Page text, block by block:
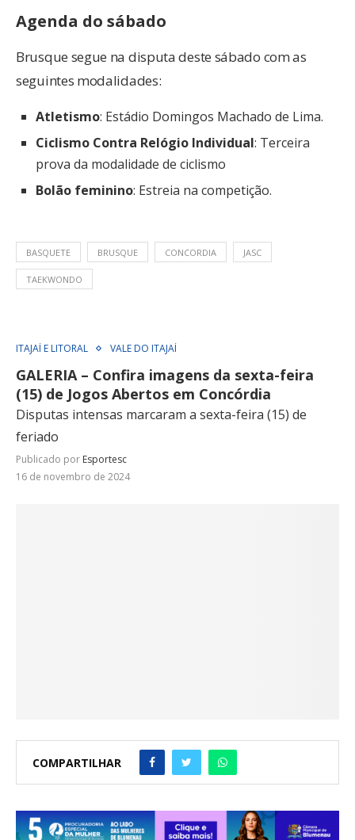
Agenda do sábado
Brusque segue na disputa deste sábado com as
seguintes modalidades:
Atletismo: Estádio Domingos Machado de Lima.
Ciclismo Contra Relógio Individual: Terceira
prova da modalidade de ciclismo
Bolão feminino: Estreia na competição.
BASQUETE BRUSQUE CONCORDIA JASC
TAEKWONDO
ITAJAÍ E LITORAL VALE DO ITAJAÍ
GALERIA – Confira imagens da sexta-feira
(15) de Jogos Abertos em Concórdia
Disputas intensas marcaram a sexta-feira (15) de
feriado
Publicado por Esportesc
16 de novembro de 2024
COMPARTILHAR